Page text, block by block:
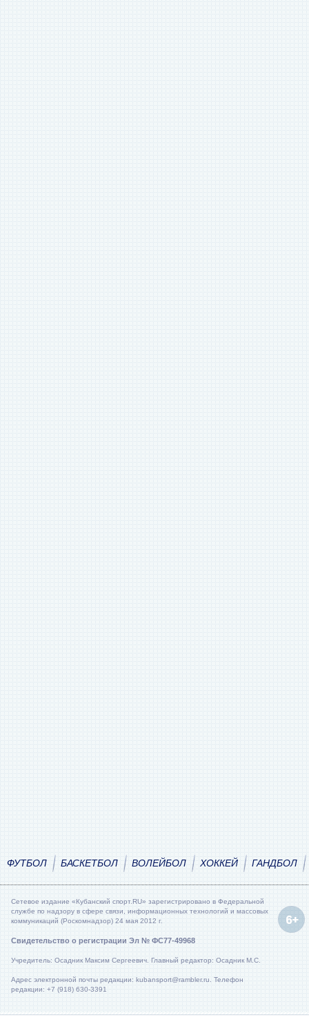
ФУТБОЛ БАСКЕТБОЛ ВОЛЕЙБОЛ ХОККЕЙ ГАНДБОЛ
Сетевое издание «Кубанский спорт.RU» зарегистрировано в Федеральной
службе по надзору в сфере связи, информационных технологий и массовых
коммуникаций (Роскомнадзор) 24 мая 2012 г.
Свидетельство о регистрации Эл № ФС77-49968
Учредитель: Осадник Максим Сергеевич. Главный редактор: Осадник М.С.
Адрес электронной почты редакции: kubansport@rambler.ru. Телефон
редакции: +7 (918) 630-3391